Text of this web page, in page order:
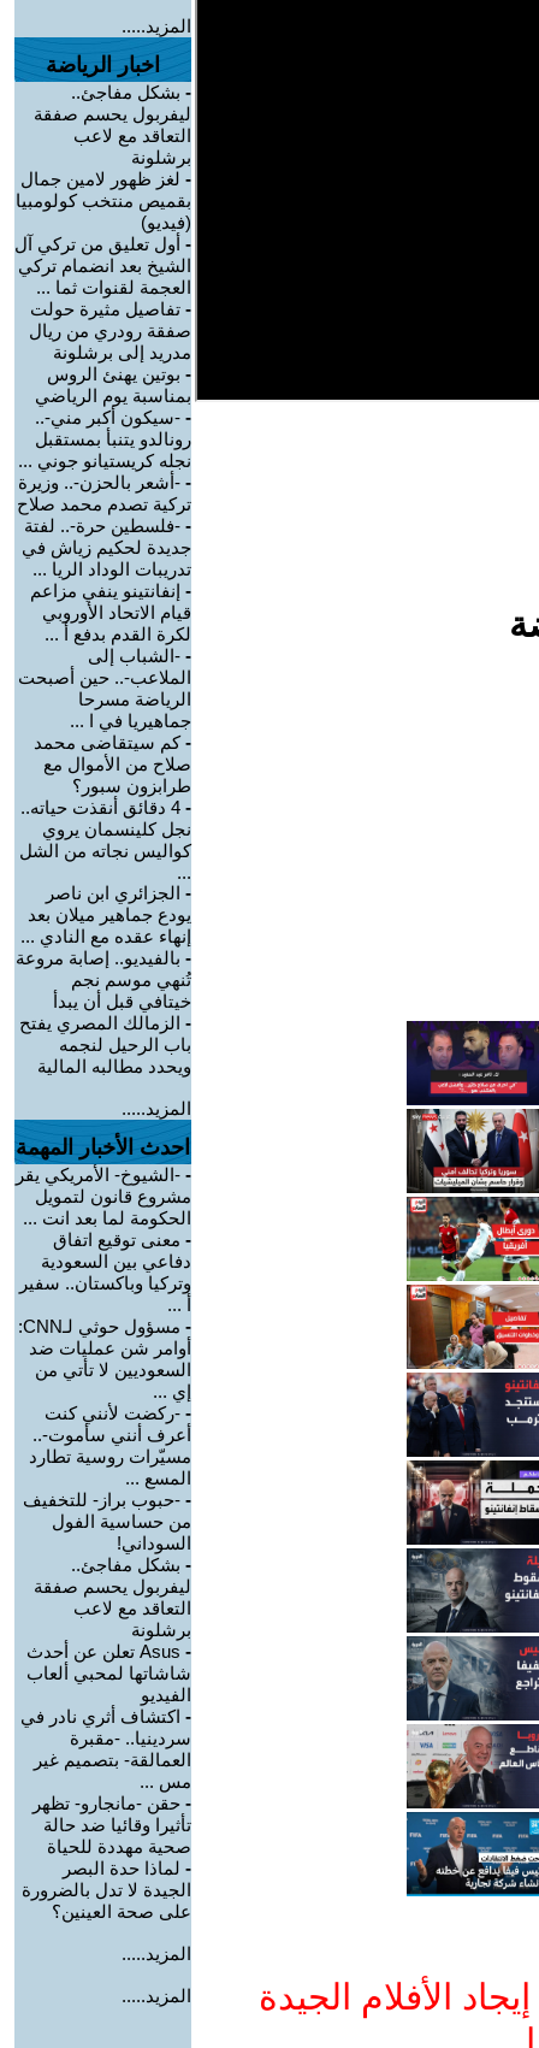
الأفلام الجيدة
المزيد.....
اخبار الرياضة
- بشكل مفاجئ..
ليفربول يحسم صفقة
التعاقد مع لاعب
برشلونة
- لغز ظهور لامين جمال
بقميص منتخب كولومبيا
(فيديو)
- أول تعليق من تركي آل
الشيخ بعد انضمام تركي
العجمة لقنوات ثما ...
- تفاصيل مثيرة حولت
صفقة رودري من ريال
مدريد إلى برشلونة
- بوتين يهنئ الروس
بمناسبة يوم الرياضي
- -سيكون أكبر مني-..
رونالدو يتنبأ بمستقبل
نجله كريستيانو جوني ...
- -أشعر بالحزن-.. وزيرة
تركية تصدم محمد صلاح
- -فلسطين حرة-.. لفتة
جديدة لحكيم زياش في
تدريبات الوداد الريا ...
- إنفانتينو ينفي مزاعم
قيام الاتحاد الأوروبي
لكرة القدم بدفع أ ...
- -الشباب إلى
الملاعب-.. حين أصبحت
الرياضة مسرحا
جماهيريا في ا ...
-كم سيتقاضى محمد
صلاح من الأموال مع
طرابزون سبور؟
-
4 دقائق أنقذت حياته..
نجل كلينسمان يروي
كواليس نجاته من الشل
...
- الجزائري ابن ناصر
يودع جماهير ميلان بعد
إنهاء عقده مع النادي ...
- بالفيديو.. إصابة مروعة
تُنهي موسم نجم
خيتافي قبل أن يبدأ
- الزمالك المصري يفتح
باب الرحيل لنجمه
ويحدد مطالبه المالية
المزيد.....
احدث الأخبار المهمة
- -الشيوخ- الأمريكي يقر
مشروع قانون لتمويل
الحكومة لما بعد انت ...
- معنى توقيع اتفاق
دفاعي بين السعودية
وتركيا وباكستان.. سفير
أ ...
-
مسؤول حوثي لـCNN:
أوامر شن عمليات ضد
السعوديين لا تأتي من
إي ...
- -ركضت لأنني كنت
أعرف أنني سأموت-..
مسيّرات روسية تطارد
المسع ...
- -حبوب براز- للتخفيف
من حساسية الفول
السوداني!
- بشكل مفاجئ..
ليفربول يحسم صفقة
التعاقد مع لاعب
برشلونة
-
Asus تعلن عن أحدث
شاشاتها لمحبي ألعاب
الفيديو
- اكتشاف أثري نادر في
سردينيا.. -مقبرة
العمالقة- بتصميم غير
مس ...
- حقن -مانجارو- تظهر
تأثيرا وقائيا ضد حالة
صحية مهددة للحياة
- لماذا حدة البصر
الجيدة لا تدل بالضرورة
على صحة العينين؟
المزيد.....
المزيد.....